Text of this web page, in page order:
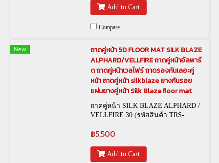
Add to Cart
Compare
New
ถาดคู่หน้า 5D FLOOR MAT SILK BLAZE
ALPHARD/VELLFIRE ถาดคู่หน้าอัลพาร์
ด ถาดคู่หน้าเวลไฟร์ ถาดรองกันเลอะคู่
หน้า ถาดคู่หน้า silkblaze ยางกันรอย
แผ่นยางคู่หน้า Silk Blaze floor mat
ถาดคู่หน้า SILK BLAZE ALPHARD /
VELLFIRE 30 (รหัสสินค้า:TRS-
฿5,500
Add to Cart